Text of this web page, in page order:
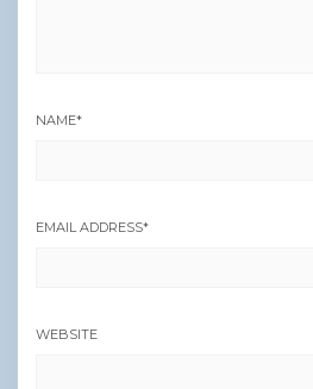
NAME*
EMAIL ADDRESS*
WEBSITE